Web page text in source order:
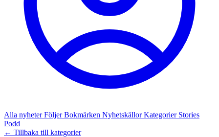
Alla nyheterFöljerBokmärken NyhetskällorKategorier Stories
Podd
← Tillbaka till kategorier